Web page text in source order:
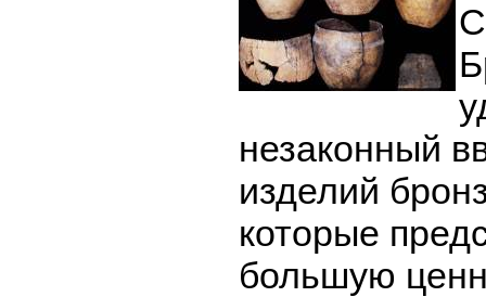
незаконный
изделий
которые
большую